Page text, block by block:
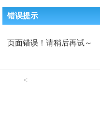
错误提示
页面错误！请稍后再试～
<